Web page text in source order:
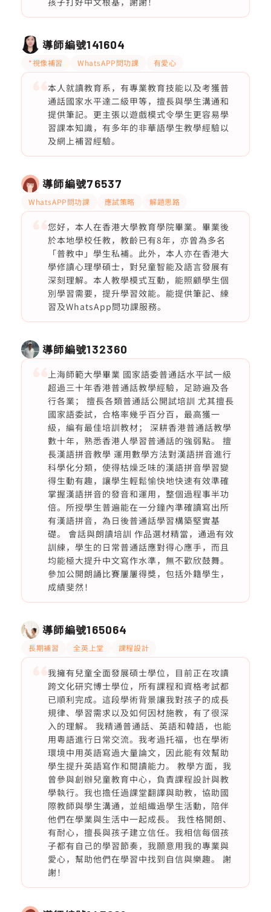
導師編號141604
*視像補習 WhatsAPP問功課 有愛心
本人就讀教育系，有專業教育技能以及考獲普
通話國家水平達二級甲等，擅長與學生溝通和
提供筆記。更主張以遊戲模式令學生更容易學
習課本知識，有多年的非華語學生教學經驗以
及網上補習經驗。
導師編號76537
WhatsAPP問功課 應試策略 解題思路
您好，本人在香港大學教育學院畢業。畢業後
於本地學校任教，教齡已有8年，亦曾為多名
「普教中」學生私補。此外，本人亦在香港大
學修讀心理學碩士，對兒童智能及語言發展有
深刻理解。本人教學模式互動，能照顧學生個
別學習需要，提升學習效能。能提供筆記、練
習及WhatsApp問功課服務。
導師編號132360
上海師範大學畢業 國家語委普通話水平試一級
超過三十年香港普通話教學經驗，足跡遍及各
行各業； 擅長各類普通話公開試培訓 尤其擅長
國家語委試，合格率幾乎百分百，最高獲一
級，編有最佳培訓教材； 深耕香港普通話教學
數十年，熟悉香港人學習普通話的強弱點。 擅
長漢語拼音教學 運用數學方法對漢語拼音進行
科學化分類，使得枯燥乏味的漢語拼音學習變
得生動有趣，讓學生輕鬆愉快地快速有效準確
掌握漢語拼音的發音和運用，整個過程事半功
倍。所授學生普遍能在一分鐘內準確讀寫出所
有漢語拼音，為日後普通話學習構築堅實基
礎。 會話與朗讀培訓 作品選材精當，通過有效
訓練，學生的日常普通話應對得心應手，而且
均能極大提升中文寫作水準，無不歡欣鼓舞。
參加公開朗誦比賽屢屢得獎，包括外籍學生，
成績斐然！
導師編號165064
長期補習 全英上堂 課程設計
我擁有兒童全面發展碩士學位，目前正在攻讀
跨文化研究博士學位，所有課程和資格考試都
已順利完成。這段學術背景讓我對孩子的成長
規律、學習需求以及如何因材施教，有了很深
入的理解。 我精通普通話、英語和韓語，也能
用粵語進行日常交流。我考過托福，也在學術
環境中用英語寫過大量論文，因此能有效幫助
學生提升英語寫作和閱讀能力。 教學方面，我
曾參與創辦兒童教育中心，負責課程設計與教
學執行。我也擔任過課堂翻譯與助教，協助國
際教師與學生溝通，並組織過學生活動，陪伴
他們在學業與生活中一起成長。 我性格開朗、
有耐心，擅長與孩子建立信任。我相信每個孩
子都有自己的學習節奏，我願意用我的專業與
愛心，幫助他們在學習中找到自信與樂趣。 謝
謝！